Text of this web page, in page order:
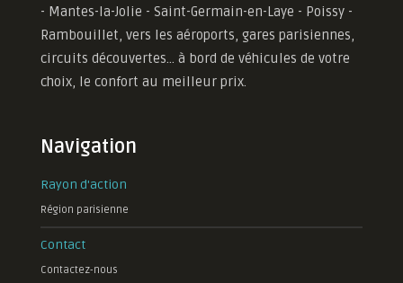
- Mantes-la-Jolie - Saint-Germain-en-Laye - Poissy -
Rambouillet, vers les aéroports, gares parisiennes,
circuits découvertes... à bord de véhicules de votre
choix, le confort au meilleur prix.
Navigation
Rayon d'action
Région parisienne
Contact
Contactez-nous